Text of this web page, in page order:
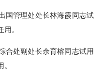
管理处处长林海霞同志试
。
处副处长余育榕同志试用